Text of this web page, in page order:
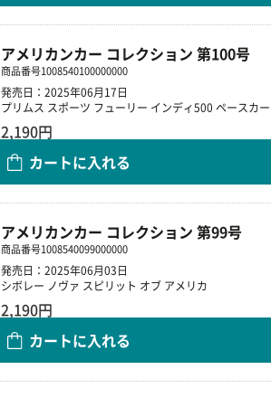
アメリカンカー コレクション 第100号
商品番号1008540100000000
発売日：2025年06月17日
プリムス スポーツ フューリー インディ500 ペースカー
2,190円
カートに入れる
アメリカンカー コレクション 第99号
商品番号1008540099000000
発売日：2025年06月03日
シボレー ノヴァ スピリット オブ アメリカ
2,190円
カートに入れる